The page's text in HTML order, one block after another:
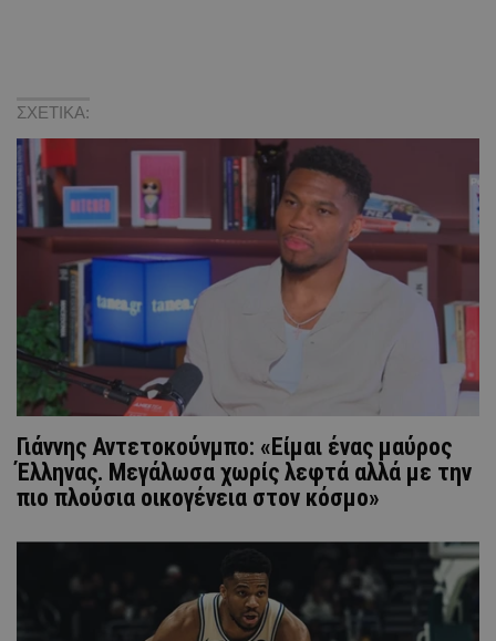
ΣΧΕΤΙΚΑ:
Γιάννης Αντετοκούνμπο: «Είμαι ένας μαύρος
Έλληνας. Μεγάλωσα χωρίς λεφτά αλλά με την
πιο πλούσια οικογένεια στον κόσμο»